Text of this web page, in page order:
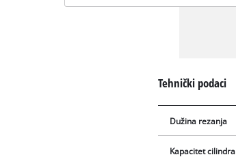
Tehnički podaci
Dužina rezanja
Kapacitet cilindra